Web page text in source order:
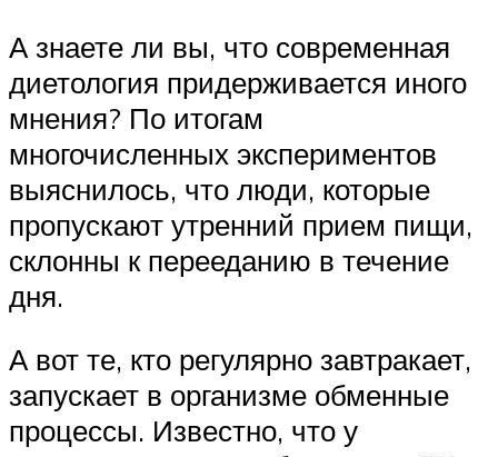
А знаете ли вы, что современная
диетология придерживается иного
мнения? По итогам
многочисленных экспериментов
выяснилось, что люди, которые
пропускают утренний прием пищи,
склонны к перееданию в течение
дня.
А вот те, кто регулярно завтракает,
запускает в организме обменные
процессы. Известно, что у